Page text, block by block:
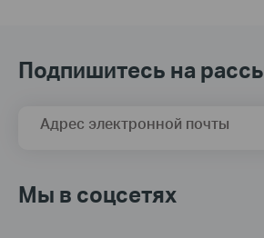
Подпишитесь на
Адрес электронной почты
Мы в соцсетях